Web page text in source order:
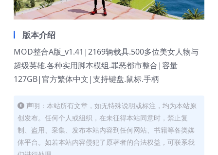
版本介绍
MOD整合A版_v1.41|2169辆载具.500多位美女人物与
超级英雄.各种实用脚本模组.罪恶都市整合|容量
127GB|官方繁体中文|支持键盘.鼠标.手柄
声明：本站所有文章，如无特殊说明或标注，均为本站原
创发布。任何个人或组织，在未征得本站同意时，禁止复
制、盗用、采集、发布本站内容到任何网站、书籍等各类媒
体平台。如若本站内容侵犯了原著者的合法权益，可联系我